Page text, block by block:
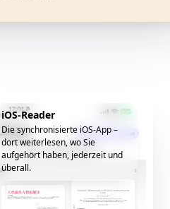
iOS-Reader
Die synchronisierte iOS-App –
dort weiterlesen, wo Sie
aufgehört haben, jederzeit und
überall.